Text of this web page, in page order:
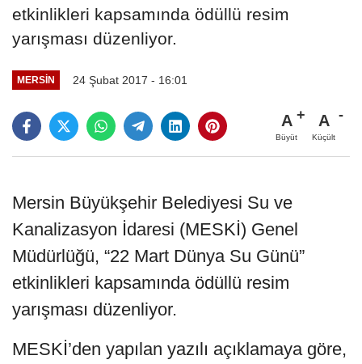
etkinlikleri kapsamında ödüllü resim
yarışması düzenliyor.
MERSIN 24 Şubat 2017 - 16:01
A
Büyüt
A
Küçült
Mersin Büyükşehir Belediyesi Su ve
Kanalizasyon İdaresi (MESKİ) Genel
Müdürlüğü, “22 Mart Dünya Su Günü”
etkinlikleri kapsamında ödüllü resim
yarışması düzenliyor.
MESKİ’den yapılan yazılı açıklamaya göre,